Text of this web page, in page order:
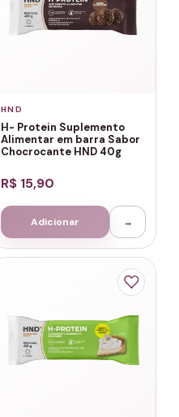
HND
H- Protein Suplemento
Alimentar em barra Sabor
Chocrocante HND 40g
R$ 15,90
Adicionar →